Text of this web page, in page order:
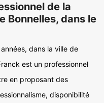
de la
Bonnelles, dans le
dans la ville de
est un professionnel
en proposant des
disponibilité